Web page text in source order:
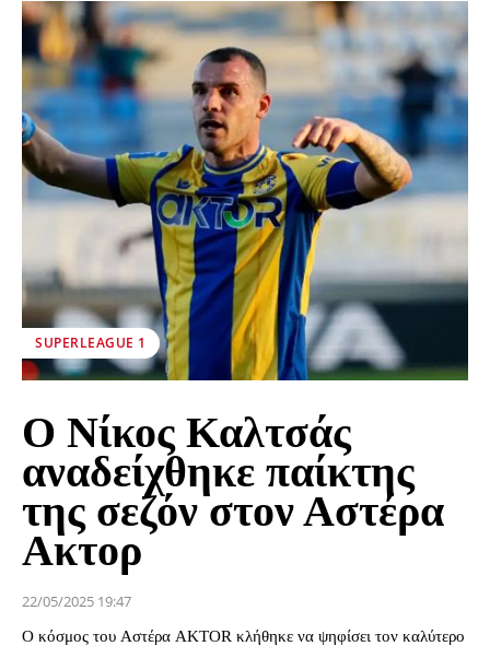
SUPERLEAGUE 1
Ο Nίκος Καλτσάς
αναδείχθηκε παίκτης
της σεζόν στον Αστέρα
Ακτορ
22/05/2025 19:47
Ο κόσμος του Αστέρα AKTOR κλήθηκε να ψηφίσει τον καλύτερο